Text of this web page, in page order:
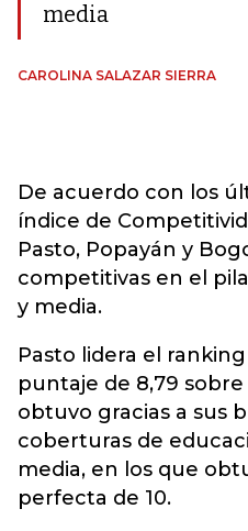
media
CAROLINA SALAZAR SIERRA
De acuerdo con los
índice de
Pasto, Popayán y
competitivas en el
y media.
Pasto lidera el
puntaje de 8,79 sobre
obtuvo gracias a sus
coberturas de
media, en los que
perfecta de 10.